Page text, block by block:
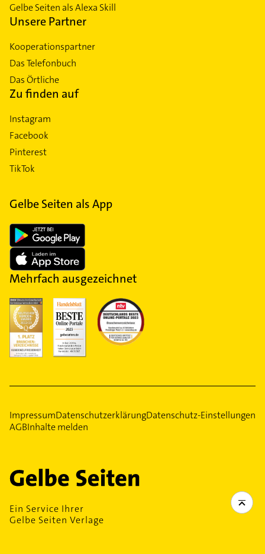
Gelbe Seiten als Alexa Skill
Unsere Partner
Kooperationspartner
Das Telefonbuch
Das Örtliche
Zu finden auf
Instagram
Facebook
Pinterest
TikTok
Gelbe Seiten als App
Mehrfach ausgezeichnet
ImpressumDatenschutzerklärungDatenschutz-Einstellungen
AGBInhalte melden
Ein Service Ihrer
Gelbe Seiten Verlage